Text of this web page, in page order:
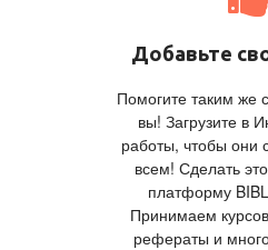
Добавьте
Помогите таким же
вы! Загрузите в
работы, чтобы они
всем! Сделать
платформу
Принимаем
рефераты и